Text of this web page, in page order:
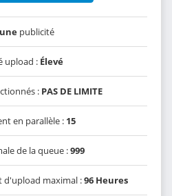
publicité
upload : Élevé
: PAS DE LIMITE
en parallèle : 15
de la queue :999
d'upload maximal :96 Heures